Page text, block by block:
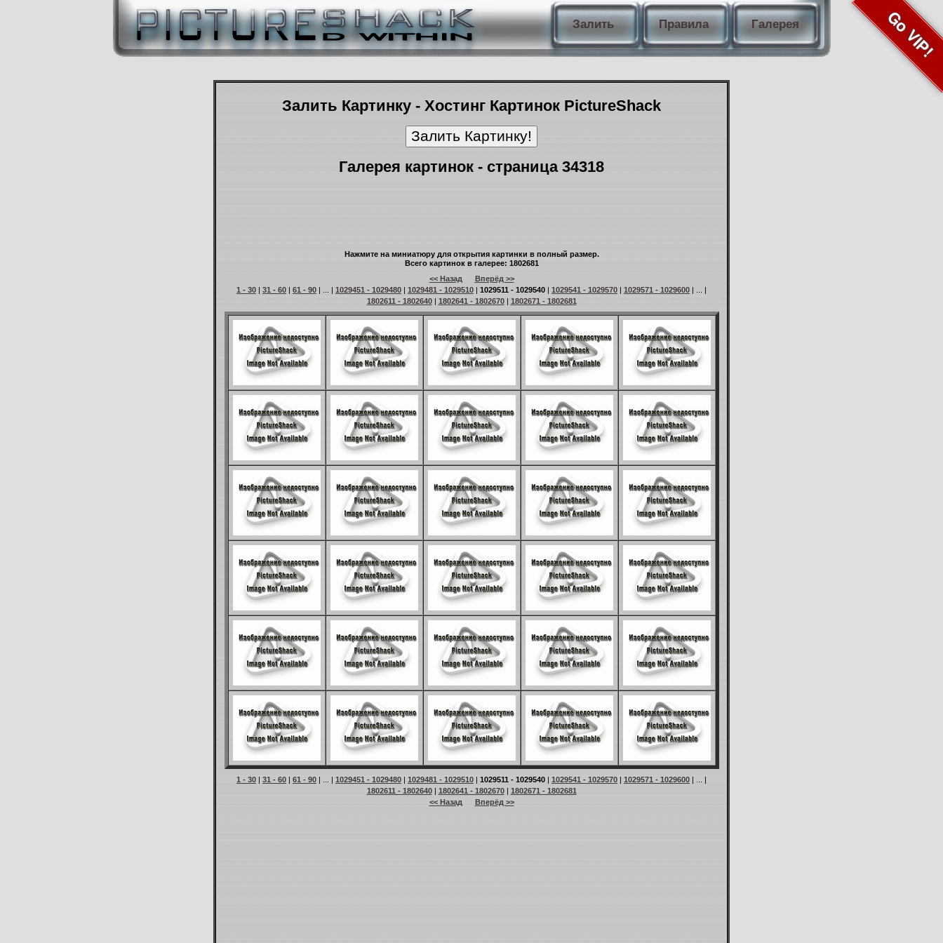
Залить Правила Галерея Go VIP!
Залить Картинку - Хостинг Картинок PictureShack
Галерея картинок - страница 34318
Нажмите на миниатюру для открытия картинки в полный размер.
Всего картинок в галерее: 1802681
<< Назад
Вперёд >>
1 - 30 | 31 - 60 | 61 - 90 | ... | 1029451 - 1029480 | 1029481 - 1029510 | 1029511 - 1029540 | 1029541 - 1029570 | 1029571 - 1029600 | ... |
1802611 - 1802640| 1802641 - 1802670| 1802671 - 1802681
1 - 30 | 31 - 60 | 61 - 90 | ... | 1029451 - 1029480 | 1029481 - 1029510 | 1029511 - 1029540 | 1029541 - 1029570 | 1029571 - 1029600 | ... |
1802611 - 1802640| 1802641 - 1802670| 1802671 - 1802681
<< Назад
Вперёд >>